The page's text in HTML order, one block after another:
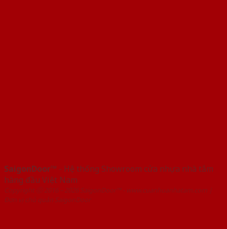
SaigonDoor™ - Hệ thống Showroom cửa nhựa nhà tắm
hàng đầu Việt Nam
Copyright ⓒ 2016 – 2026 SaigonDoor™ - www.cuanhuanhatam.com |
Đơn vị chủ quản SaigonDoor